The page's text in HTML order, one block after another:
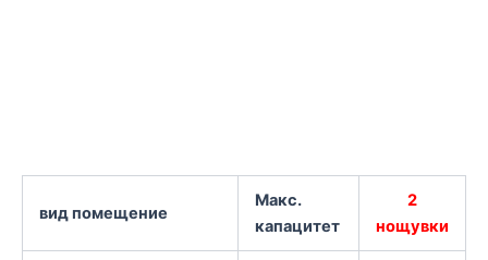
вид помещение
Макс.
капацитет
2
нощувки